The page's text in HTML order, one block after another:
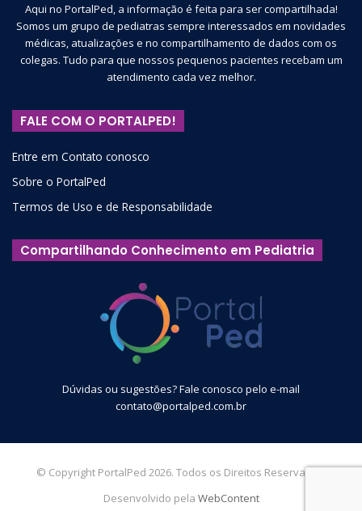
Aqui no PortalPed, a informação é feita para ser compartilhada!
Somos um grupo de pediatras sempre interessados em novidades
médicas, atualizações e no compartilhamento de dados com os
colegas. Tudo para que nossos pequenos pacientes recebam um
atendimento cada vez melhor.
FALE COM O PORTALPED!
Entre em Contato conosco
Sobre o PortalPed
Termos de Uso e de Responsabilidade
Compartilhando Conhecimento em Pediatria
Dúvidas ou sugestões? Fale conosco pelo e-mail
contato@portalped.com.br
© Copyright PortalPed 2026. Todos os Direitos Reservados.
Desenvolvido pela WebContent